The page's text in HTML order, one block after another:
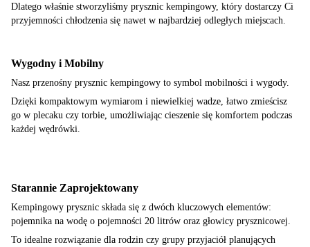
Dlatego właśnie stworzyliśmy prysznic kempingowy, który dostarczy Ci
przyjemności chłodzenia się nawet w najbardziej odległych miejscach.
Wygodny i Mobilny
Nasz przenośny prysznic kempingowy to symbol mobilności i wygody.
Dzięki kompaktowym wymiarom i niewielkiej wadze, łatwo zmieścisz
go w plecaku czy torbie, umożliwiając cieszenie się komfortem podczas
każdej wędrówki.
Starannie Zaprojektowany
Kempingowy prysznic składa się z dwóch kluczowych elementów:
pojemnika na wodę o pojemności 20 litrów oraz głowicy prysznicowej.
To idealne rozwiązanie dla rodzin czy grupy przyjaciół planujących